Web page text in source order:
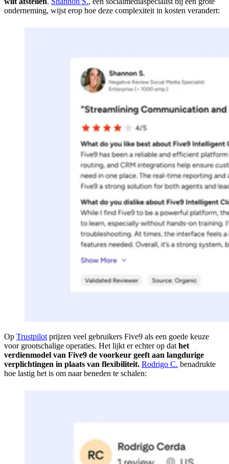
onderneming, wijst erop hoe deze complexiteit in kosten verandert:
Op Trustpilot prijzen veel gebruikers Five9 als een goede keuze
voor grootschalige operaties. Het lijkt er echter op dat het
verdienmodel van Five9 de voorkeur geeft aan langdurige
verplichtingen in plaats van flexibiliteit. Rodrigo C. benadrukte
hoe lastig het is om naar beneden te schalen: